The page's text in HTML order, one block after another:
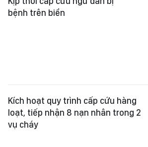
bệnh trên biển
Kích hoạt quy trình cấp cứu hàng
loạt, tiếp nhận 8 nạn nhân trong 2
vụ cháy